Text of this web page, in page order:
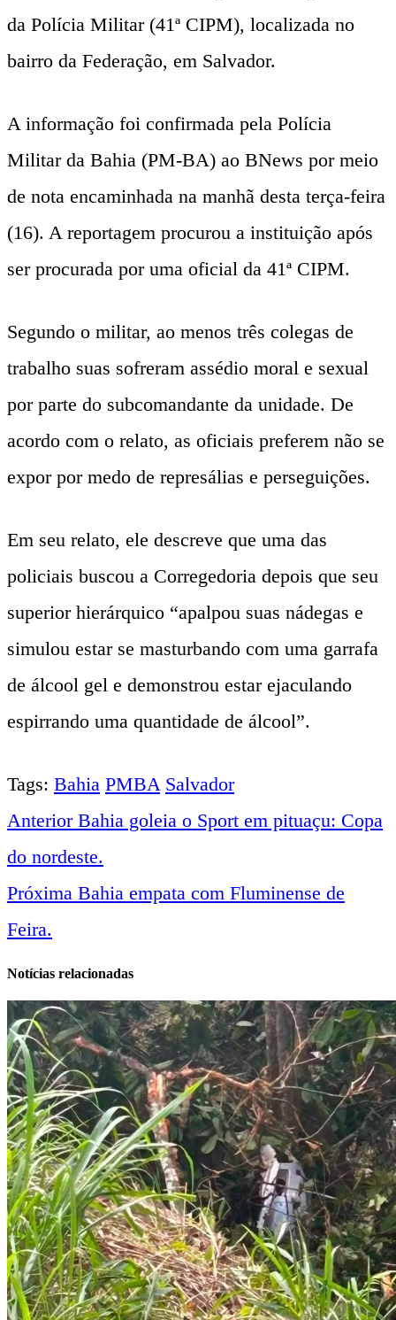
da Polícia Militar (41ª CIPM), localizada no
bairro da Federação, em Salvador.
A informação foi confirmada pela Polícia
Militar da Bahia (PM-BA) ao BNews por meio
de nota encaminhada na manhã desta terça-feira
(16). A reportagem procurou a instituição após
ser procurada por uma oficial da 41ª CIPM.
Segundo o militar, ao menos três colegas de
trabalho suas sofreram assédio moral e sexual
por parte do subcomandante da unidade. De
acordo com o relato, as oficiais preferem não se
expor por medo de represálias e perseguições.
Em seu relato, ele descreve que uma das
policiais buscou a Corregedoria depois que seu
superior hierárquico “apalpou suas nádegas e
simulou estar se masturbando com uma garrafa
de álcool gel e demonstrou estar ejaculando
espirrando uma quantidade de álcool”.
Tags: Bahia PMBA Salvador
Navegação
entre
notícias
AnteriorBahia goleia o Sport em pituaçu: Copa
do nordeste.
Próxima Bahia empata com Fluminense de
Feira.
Notícias relacionadas